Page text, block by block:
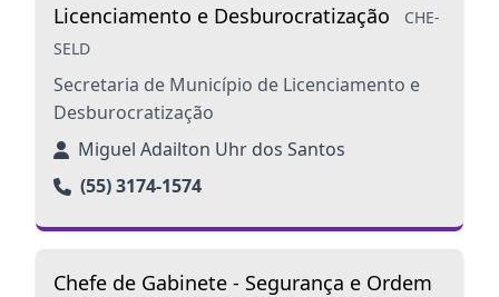
Licenciamento e Desburocratização
CHE-
SELD
Secretaria de Município de Licenciamento e
Desburocratização
Miguel Adailton Uhr dos Santos
(55) 3174-1574
Chefe de Gabinete - Segurança e Ordem